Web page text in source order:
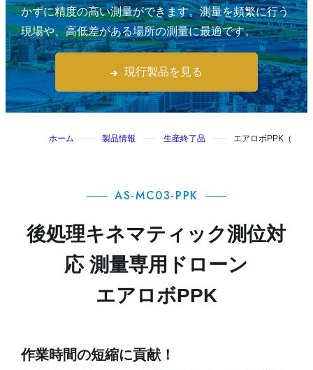
かずに精度の高い測量ができます。測量を頻繁に行う
現場や、高低差がある場所の測量に最適です。
現行製品を見る
ホーム 製品情報 生産終了品 エアロボPPK（AS-
AS-MC03-PPK
後処理キネマティック測位対
応 測量専用ドローン
エアロボPPK
作業時間の短縮に貢献！